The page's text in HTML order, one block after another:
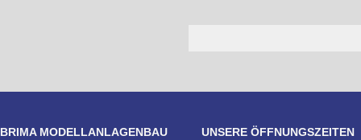
BRIMA MODELLANLAGENBAU
UNSERE ÖFFNUNGSZEITEN